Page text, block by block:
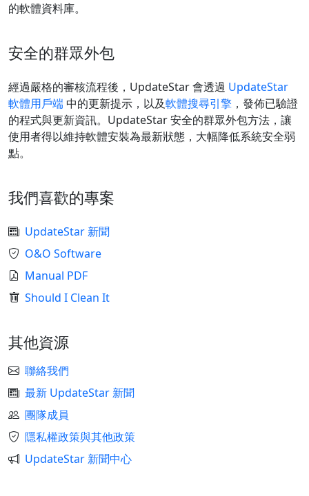
的軟體資料庫。
安全的群眾外包
經過嚴格的審核流程後，UpdateStar 會透過 UpdateStar
軟體用戶端中的更新提示，以及軟體搜尋引擎 ，發佈已驗證
的程式與更新資訊。UpdateStar 安全的群眾外包方法，讓
使用者得以維持軟體安裝為最新狀態，大幅降低系統安全弱
點。
我們喜歡的專案
UpdateStar 新聞
O&O Software
Manual PDF
Should I Clean It
其他資源
聯絡我們
最新 UpdateStar 新聞
團隊成員
隱私權政策與其他政策
UpdateStar 新聞中心